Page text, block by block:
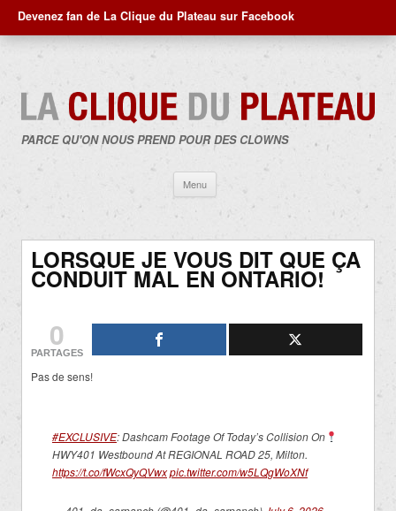
Devenez fan de La Clique du Plateau sur Facebook
PARCE QU'ON NOUS PREND POUR DES CLOWNS
Menu
contenu
LORSQUE JE VOUS DIT QUE ÇA
CONDUIT MAL EN ONTARIO!
0
PARTAGES
Pas de sens!
#EXCLUSIVE: Dashcam Footage Of Today’s Collision On
HWY401 Westbound At REGIONAL ROAD 25, Milton.
https://t.co/fWcxQyQVwxpic.twitter.com/w5LQgWoXNf